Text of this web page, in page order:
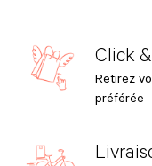
Click
Retirez
préférée